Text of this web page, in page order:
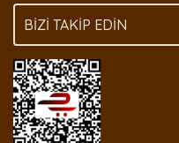
BİZİ TAKİP EDİN